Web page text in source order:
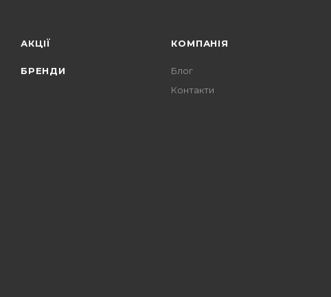
АКЦІЇ
БРЕНДИ
КОМПАНІЯ
Блог
Контакти